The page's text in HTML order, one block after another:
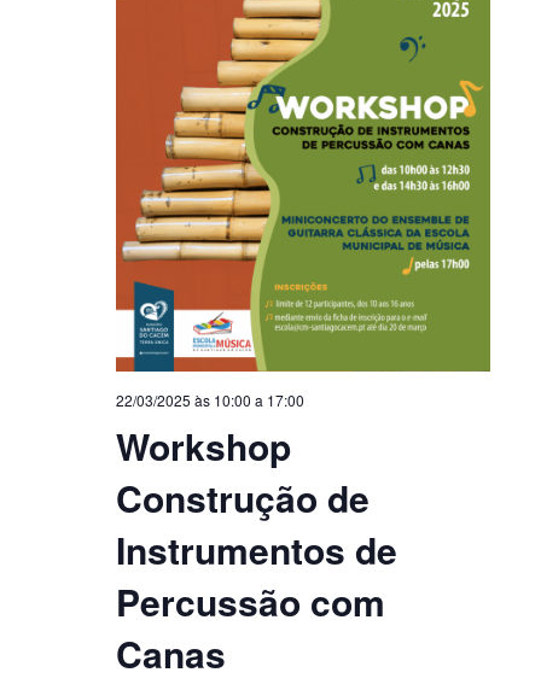
Workshop
Construção de
Instrumentos de
Percussão com
Canas
22/03/2025 às 10:00 a 17:00